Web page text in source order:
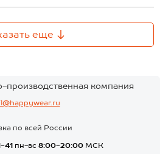
еще
производственная компания
по всей России
41 пн-вс 8:00-20:00 МСК